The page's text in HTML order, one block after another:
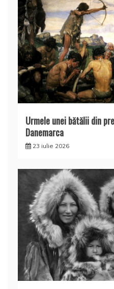
Urmele unei bătălii din
Danemarca
23 iulie 2026